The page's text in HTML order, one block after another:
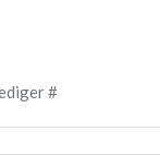
#